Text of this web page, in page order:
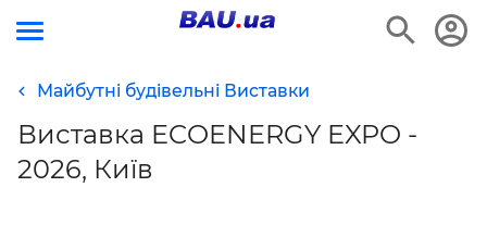
Майбутні будівельні Виставки
Виставка ECOENERGY EXPO -
2026, Київ